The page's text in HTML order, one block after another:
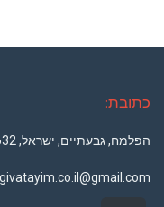
כתובת:
הפלמח, גבעתיים, ישראל, 5340632